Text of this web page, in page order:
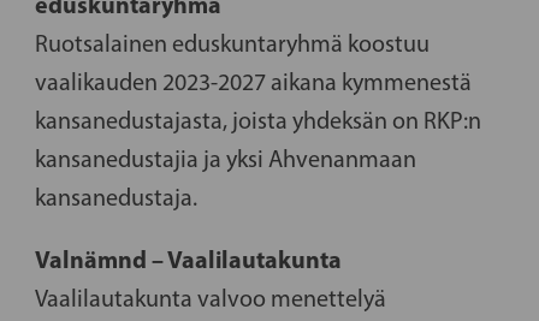
Ruotsalainen eduskuntaryhmä koostuu
vaalikauden 2023-2027 aikana kymmenestä
kansanedustajasta, joista yhdeksän on RKP:n
kansanedustajia ja yksi Ahvenanmaan
kansanedustaja.
Valnämnd – Vaalilautakunta
Vaalilautakunta valvoo menettelyä